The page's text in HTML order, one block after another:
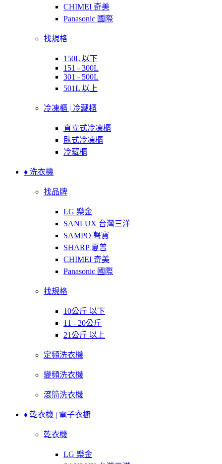
CHIMEI 奇美
Panasonic 國際
找規格
150L 以下
151 - 300L
301 - 500L
501L 以上
冷凍櫃 | 冷藏櫃
直立式冷凍櫃
臥式冷凍櫃
冷藏櫃
♦ 洗衣機
找品牌
LG 樂金
SANLUX 台灣三洋
SAMPO 聲寶
SHARP 夏普
CHIMEI 奇美
Panasonic 國際
找規格
10公斤 以下
11 - 20公斤
21公斤 以上
定頻洗衣機
變頻洗衣機
滾筒洗衣機
♦ 乾衣機 | 電子衣櫥
乾衣機
LG 樂金